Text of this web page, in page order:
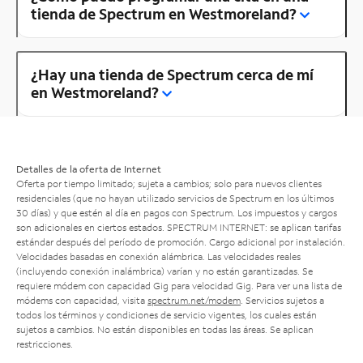
tienda de Spectrum en Westmoreland?
¿Hay una tienda de Spectrum cerca de mí
en Westmoreland?
Detalles de la oferta de Internet
Oferta por tiempo limitado; sujeta a cambios; solo para nuevos clientes
residenciales (que no hayan utilizado servicios de Spectrum en los últimos
30 días) y que estén al día en pagos con Spectrum. Los impuestos y cargos
son adicionales en ciertos estados. SPECTRUM INTERNET: se aplican tarifas
estándar después del período de promoción. Cargo adicional por instalación.
Velocidades basadas en conexión alámbrica. Las velocidades reales
(incluyendo conexión inalámbrica) varían y no están garantizadas. Se
requiere módem con capacidad Gig para velocidad Gig. Para ver una lista de
módems con capacidad, visita spectrum.net/modem . Servicios sujetos a
todos los términos y condiciones de servicio vigentes, los cuales están
sujetos a cambios. No están disponibles en todas las áreas. Se aplican
restricciones.